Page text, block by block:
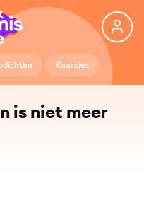
Kaarsjes
is niet meer